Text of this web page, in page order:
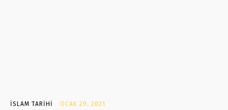
İSLAM TARIHI OCAK 29, 2021